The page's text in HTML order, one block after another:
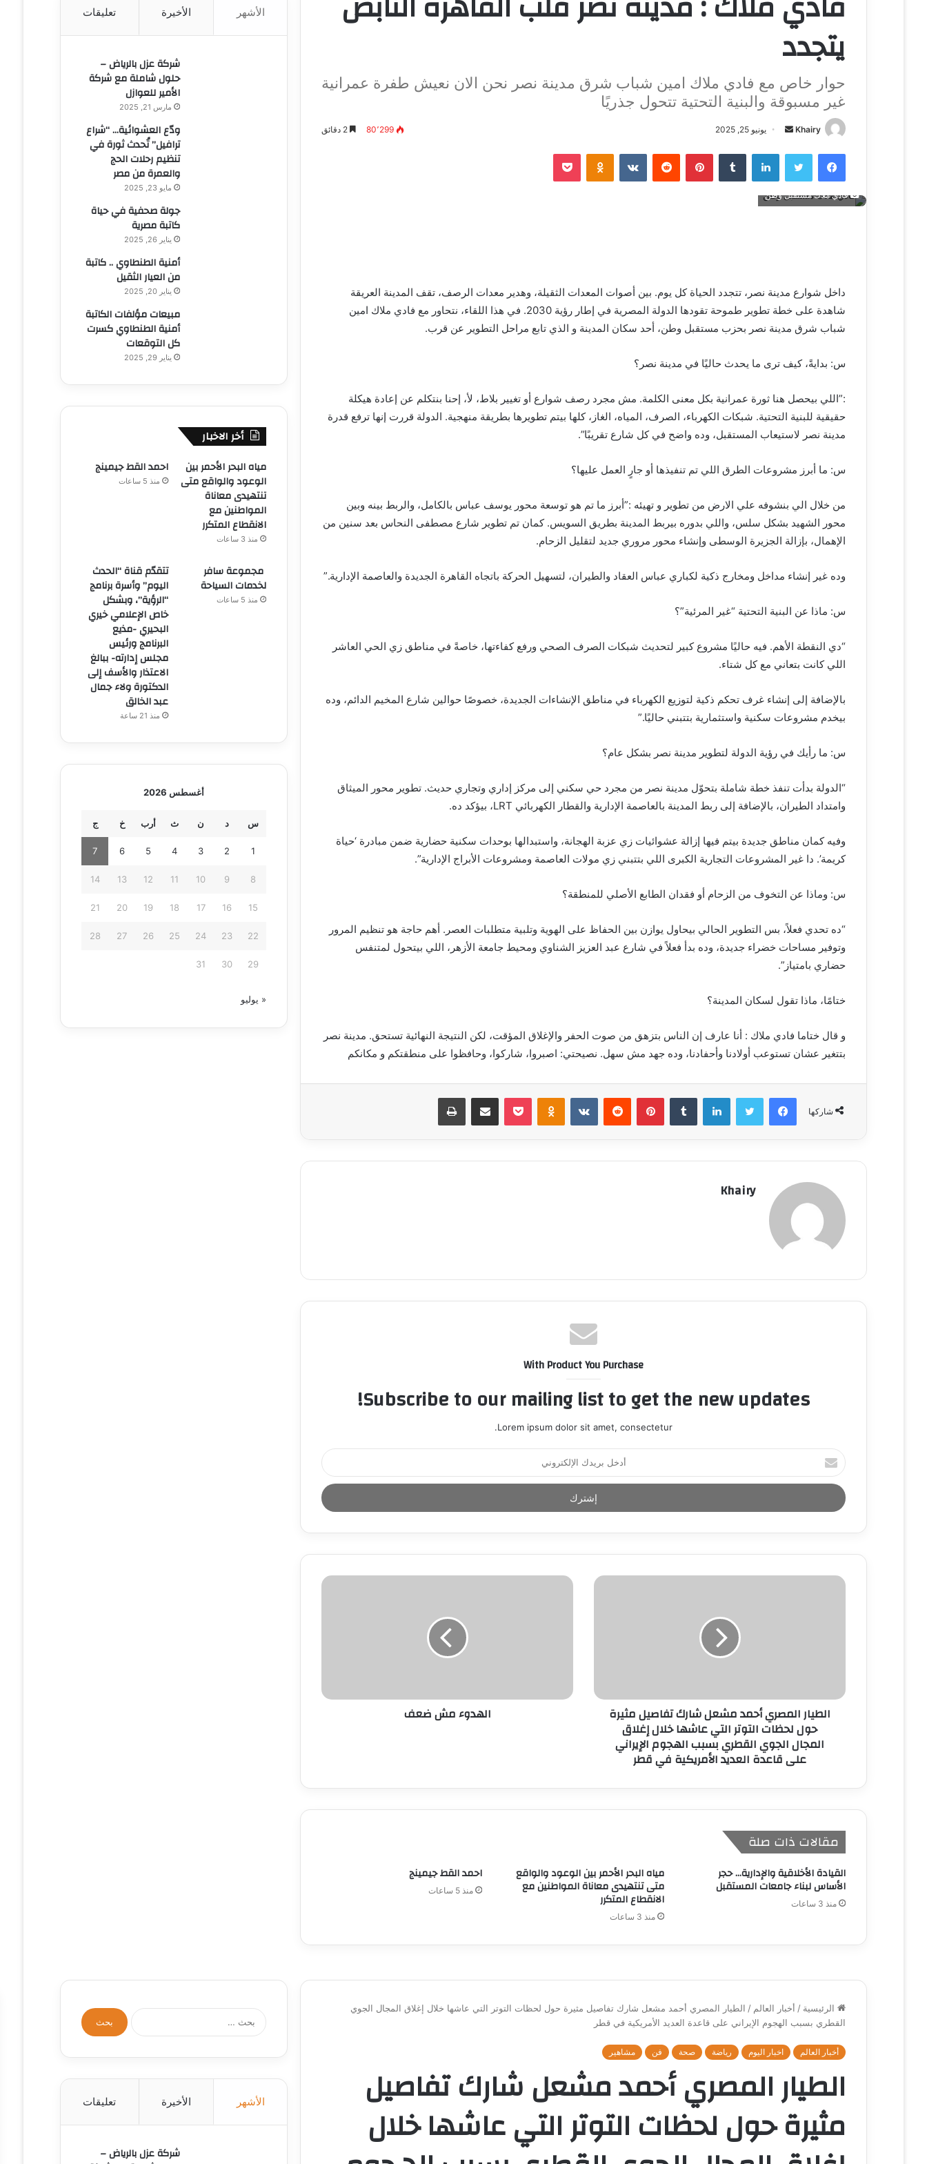
يتجدد
حوار خاص مع فادي ملاك امين شباب شرق مدينة نصر نحن الان نعيش طفرة عمرانية
غير مسبوقة والبنية التحتية تتحول جذريًا
Khairy
أ
ل
ب
ل
ك
ت
ا
يونيو 25, 2025 80٬299 2 دقائق
فيسبوك تويتر لينكدإن ‏Tumblr بينتيريست ‏Reddit
‏VKontakte
Odnoklassniki بوكيت
فادي ملاك مستقبل وطن
داخل شوارع مدينة نصر، تتجدد الحياة كل يوم. بين أصوات المعدات الثقيلة، وهدير معدات الرصف، تقف المدينة العريقة
شاهدة على خطة تطوير طموحة تقودها الدولة المصرية في إطار رؤية 2030. في هذا اللقاء، نتحاور مع فادي ملاك امين
شباب شرق مدينة نصر بحزب مستقبل وطن، أحد سكان المدينة و الذي تابع مراحل التطوير عن قرب.
س: بدايةً، كيف ترى ما يحدث حاليًا في مدينة نصر؟
:”اللي بيحصل هنا ثورة عمرانية بكل معنى الكلمة. مش مجرد رصف شوارع أو تغيير بلاط، لأ، إحنا بنتكلم عن إعادة هيكلة
حقيقية للبنية التحتية. شبكات الكهرباء، الصرف، المياه، الغاز، كلها بيتم تطويرها بطريقة منهجية. الدولة قررت إنها ترفع قدرة
مدينة نصر لاستيعاب المستقبل، وده واضح في كل شارع تقريبًا”.
س: ما أبرز مشروعات الطرق اللي تم تنفيذها أو جارٍ العمل عليها؟
من خلال الي بنشوفه علي الارض من تطوير و تهيئه :”أبرز ما تم هو توسعة محور يوسف عباس بالكامل، والربط بينه وبين
محور الشهيد بشكل سلس، واللي بدوره بيربط المدينة بطريق السويس. كمان تم تطوير شارع مصطفى النحاس بعد سنين من
الإهمال، بإزالة الجزيرة الوسطى وإنشاء محور مروري جديد لتقليل الزحام.
وده غير إنشاء مداخل ومخارج ذكية لكباري عباس العقاد والطيران، لتسهيل الحركة باتجاه القاهرة الجديدة والعاصمة الإدارية.”
س: ماذا عن البنية التحتية “غير المرئية”؟
“دي النقطة الأهم. فيه حاليًا مشروع كبير لتحديث شبكات الصرف الصحي ورفع كفاءتها، خاصةً في مناطق زي الحي العاشر
اللي كانت بتعاني مع كل شتاء.
بالإضافة إلى إنشاء غرف تحكم ذكية لتوزيع الكهرباء في مناطق الإنشاءات الجديدة، خصوصًا حوالين شارع المخيم الدائم، وده
بيخدم مشروعات سكنية واستثمارية بتتبني حاليًا.”
س: ما رأيك في رؤية الدولة لتطوير مدينة نصر بشكل عام؟
“الدولة بدأت تنفذ خطة شاملة بتحوّل مدينة نصر من مجرد حي سكني إلى مركز إداري وتجاري حديث. تطوير محور الميثاق
وامتداد الطيران، بالإضافة إلى ربط المدينة بالعاصمة الإدارية والقطار الكهربائي LRT، بيؤكد ده.
وفيه كمان مناطق جديدة بيتم فيها إزالة عشوائيات زي عزبة الهجانة، واستبدالها بوحدات سكنية حضارية ضمن مبادرة ‘حياة
كريمة’. دا غير المشروعات التجارية الكبرى اللي بتتبني زي مولات العاصمة ومشروعات الأبراج الإدارية”.
س: وماذا عن التخوف من الزحام أو فقدان الطابع الأصلي للمنطقة؟
“ده تحدي فعلاً، بس التطوير الحالي بيحاول يوازن بين الحفاظ على الهوية وتلبية متطلبات العصر. أهم حاجة هو تنظيم المرور
وتوفير مساحات خضراء جديدة، وده بدأ فعلاً في شارع عبد العزيز الشناوي ومحيط جامعة الأزهر، اللي بيتحول لمتنفس
حضاري بامتياز”.
ختامًا، ماذا تقول لسكان المدينة؟
و قال ختاما فادي ملاك : أنا عارف إن الناس بتزهق من صوت الحفر والإغلاق المؤقت، لكن النتيجة النهائية تستحق. مدينة نصر
بتتغير عشان تستوعب أولادنا وأحفادنا، وده جهد مش سهل. نصيحتي: اصبروا، شاركوا، وحافظوا على منطقتكم و مكانكم
شاركها
فيسبوك تويتر لينكدإن ‏Tumblr بينتيريست ‏Reddit
‏VKontakte
Odnoklassniki بوكيت مشاركة عبر البريد طباعة
Khairy
With Product You Purchase
Subscribe to our mailing list to get the new updates!
Lorem ipsum dolor sit amet, consectetur.
أ
د
خ
ل
د
ا
الطيار المصري أحمد مشعل شارك تفاصيل مثيرة
حول لحظات التوتر التي عاشها خلال إغلاق
المجال الجوي القطري بسبب الهجوم الإيراني
على قاعدة العديد الأمريكية في قطر
الهدوء مش ضعف
مقالات ذات صلة
القيادة الأخلاقية والإدارية… حجر
الأساس لبناء جامعات المستقبل
منذ 3 ساعات
مياه البحر الأحمر بين الوعود والواقع
متى تنتهيدى معاناة المواطنين مع
الانقطاع المتكرر
منذ 3 ساعات
احمد القط جيمينج
منذ 5 ساعات
الأشهر الأخيرة تعليقات
شركة عزل بالرياض –
حلول شاملة مع شركة
الأمير للعوازل
مارس 21, 2025
ودّع العشوائية… “شراع
ترافيل” تُحدث ثورة في
تنظيم رحلات الحج
والعمرة من مصر
مايو 23, 2025
جولة صحفية في حياة
كاتبة مصرية
يناير 26, 2025
أمنية الطنطاوي .. كاتبة
من العيار الثقيل
يناير 20, 2025
مبيعات مؤلفات الكاتبة
أمنية الطنطاوي كسرت
كل التوقعات
يناير 29, 2025
أخر الاخبار
مياه البحر الأحمر بين
الوعود والواقع متى
تنتهيدى معاناة
المواطنين مع
الانقطاع المتكرر
منذ 3 ساعات
احمد القط جيمينج
منذ 5 ساعات
مجموعة سافر
لخدمات السياحة
منذ 5 ساعات
تتقدّم قناة “الحدث
اليوم” وأسرة برنامج
“الرؤية”، وبشكل
خاص الإعلامي خيري
البحيري -مذيع
البرنامج ورئيس
مجلس إدارته- ببالغ
الاعتذار والأسف إلى
الدكتورة ولاء جمال
عبد الخالق
منذ 21 ساعة
أغسطس 2026
س د ن ث أرب خ ج
1
2
3
4
5
6
7
8
9
10
11
12
13
14
15
16
17
18
19
20
21
22
23
24
25
26
27
28
29
30
31
« يوليو